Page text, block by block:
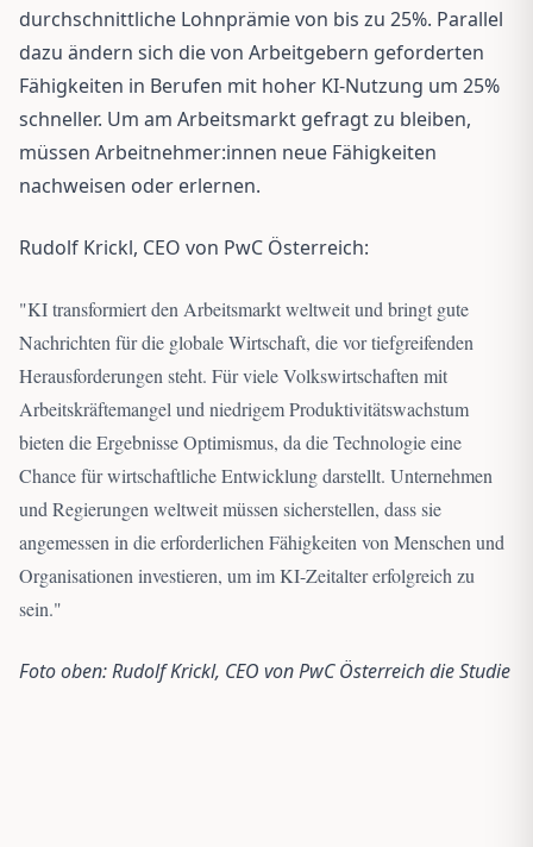
durchschnittliche Lohnprämie von bis zu 25%. Parallel
dazu ändern sich die von Arbeitgebern geforderten
Fähigkeiten in Berufen mit hoher KI-Nutzung um 25%
schneller. Um am Arbeitsmarkt gefragt zu bleiben,
müssen Arbeitnehmer:innen neue Fähigkeiten
nachweisen oder erlernen.
Rudolf Krickl, CEO von PwC Österreich:
"KI transformiert den Arbeitsmarkt weltweit und bringt gute
Nachrichten für die globale Wirtschaft, die vor tiefgreifenden
Herausforderungen steht. Für viele Volkswirtschaften mit
Arbeitskräftemangel und niedrigem Produktivitätswachstum
bieten die Ergebnisse Optimismus, da die Technologie eine
Chance für wirtschaftliche Entwicklung darstellt. Unternehmen
und Regierungen weltweit müssen sicherstellen, dass sie
angemessen in die erforderlichen Fähigkeiten von Menschen und
Organisationen investieren, um im KI-Zeitalter erfolgreich zu
sein."
Foto oben: Rudolf Krickl, CEO von PwC Österreich die Studie